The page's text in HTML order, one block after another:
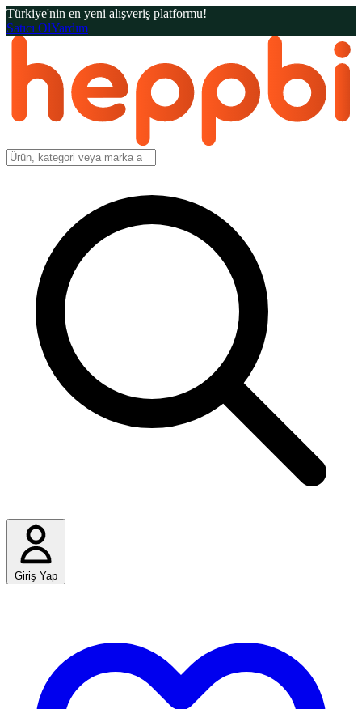
Türkiye'nin en yeni alışveriş platformu!
Satıcı OlYardım
Giriş Yap